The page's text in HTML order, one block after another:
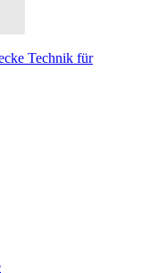
Technik für